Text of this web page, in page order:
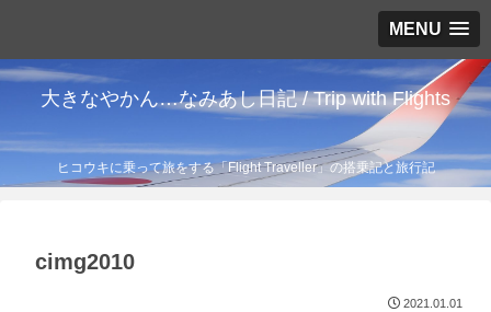
MENU
大きなやかん…なみあし日記 / Trip with Flights
ヒコウキに乗って旅をする「Flight Traveller」の搭乗記と旅行記
cimg2010
2021.01.01